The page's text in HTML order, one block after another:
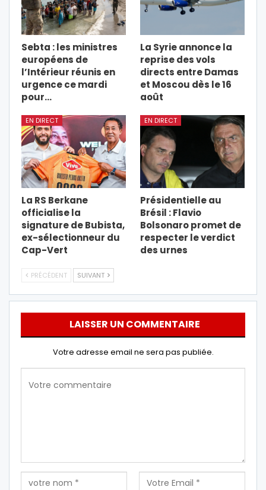
Sebta : les ministres
européens de
l’Intérieur réunis en
urgence ce mardi
pour…
La Syrie annonce la
reprise des vols
directs entre Damas
et Moscou dès le 16
août
EN DIRECT
La RS Berkane
officialise la
signature de Bubista,
ex-sélectionneur du
Cap-Vert
EN DIRECT
Présidentielle au
Brésil : Flavio
Bolsonaro promet de
respecter le verdict
des urnes
PRÉCÉDENT SUIVANT
LAISSER UN COMMENTAIRE
Votre adresse email ne sera pas publiée.